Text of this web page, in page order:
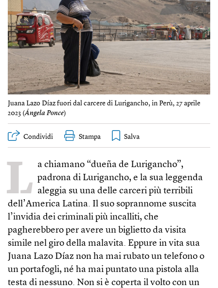
Juana Lazo Díaz fuori dal carcere di Lurigancho, in Perù, 27 aprile
2023 (Ángela Ponce)
Condividi Stampa
L a chiamano “dueña de Lurigancho”,
padrona di Lurigancho, e la sua leggenda
aleggia su una delle carceri più terribili
dell’America Latina. Il suo soprannome suscita
l’invidia dei criminali più incalliti, che
pagherebbero per avere un biglietto da visita
simile nel giro della malavita. Eppure in vita sua
Juana Lazo Díaz non ha mai rubato un telefono o
un portafogli, né ha mai puntato una pistola alla
testa di nessuno. Non si è coperta il volto con un